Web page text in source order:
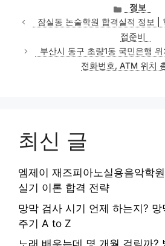
카
테
고
리
정보
잠실동 논술학원 합격실적 정보 |
접준비
부산시 동구 초량1동 국민은행
전화번호, ATM 위치
최신 글
엠제이 재즈피아노실용음악학
실기 이론 합격 전략
망막 검사 시기 언제 하는지?
주기 A to Z